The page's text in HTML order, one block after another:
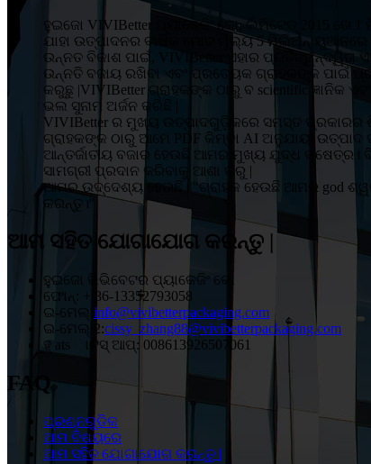
ହୁଇଜୋ VIVIBetter ପ୍ୟାକେଜିଂ କୋ, ଲିମିଟେଡ୍ 2015
ଯାହା ଉତ୍ପାଦନର ବାର୍ଷିକ ମୋଟ ମୂଲ୍ୟ 5 ମିଲିଅନ୍
ଉନ୍ନତ ବିକାଶ ପାଇଁ, VIVIBetter ଏହାର ପ୍ରତିଦ୍ୱନ୍ଦ୍ୱିତା
ଉନ୍ନତି ବଜାୟ ରଖିବା ଏବଂ ପ୍ରତ୍ୟେକ ଗ୍ରାହକଙ୍କ ପାଇଁ
କରୁଛୁ |VIVIBetter ଗ୍ରାହକଙ୍କ ଠାରୁ ବ scientific ଜ୍ଞାନିକ
ଭଲ ସୁନାମ ଅର୍ଜନ କରିଛି |
VIVIBetter ର ମୁଖ୍ୟ ଉତ୍ପାଦଗୁଡ଼ିକରେ ସମସ୍ତ ପ୍ରକାରର
ଗ୍ରାହକଙ୍କ ଠାରୁ ଆମେ PDF କିମ୍ବା AI ଅନୁଯାୟୀ
ଆନ୍ତର୍ଜାତୀୟ ବଜାର ହେଉଛି ଆମର ମୁଖ୍ୟ ଯୁଦ୍ଧ
ସାମଗ୍ରୀ ପ୍ରଦାନ କରିବାକୁ ଆଶା କରୁ |
ଆମର ଉଦ୍ଦେଶ୍ୟ ହେଉଛି। "ଗ୍ରାହକ ହେଉଛି ଆମର god
କରନ୍ତୁ।"
ଆମ ସହିତ ଯୋଗାଯୋଗ କରନ୍ତୁ |
ହୁଇଜୋ ଭିଭିବେଟର ପ୍ୟାକେଜିଂ କୋ
ଫୋନ୍: + 86-13352793058
ଇ-ମେଲ୍: info@vivibetterpackaging.com
ଇ-ମେଲ୍ 2:cissy_zhang88@vivibetterpackaging.com
ହ୍ ats ାଟସ୍ ଆପ୍: 008613926507061
FAQ
ପ୍ରଶ୍ନଗୁଡିକ
ଆମ ବିଷୟରେ
ଆମ ସହିତ ଯୋଗାଯୋଗ କରନ୍ତୁ |